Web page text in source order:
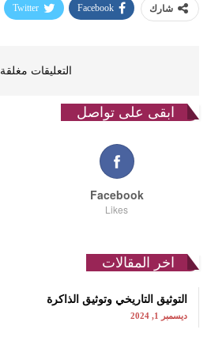
شارك Facebook
Twitter
التعليقات مغلقة.
ابقى على تواصل
Facebook
Likes
اخر المقالات
التوثيق التاريخي وتوثيق الذاكرة
ديسمبر 1, 2024